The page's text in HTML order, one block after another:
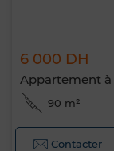
6 000 DH
Appartement
90 m²
Contacter